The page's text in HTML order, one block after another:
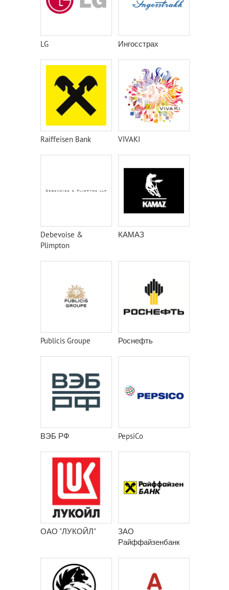
LG Ингосстрах
Raiffeisen Bank VIVAKI
Debevoise &
Plimpton
КАМАЗ
Publicis Groupe Роснефть
ВЭБ РФ PepsiCo
ОАО "ЛУКОЙЛ"
ЗАО
Райффайзенбанк